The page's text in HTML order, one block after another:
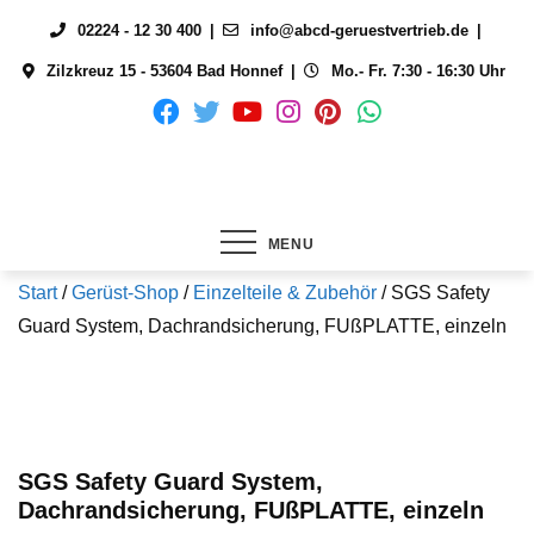
content
02224 - 12 30 400 info@abcd-geruestvertrieb.de
Zilzkreuz 15 - 53604 Bad Honnef Mo.- Fr. 7:30 - 16:30 Uhr
MENU
Start/Gerüst-Shop / Einzelteile & Zubehör / SGS Safety
Guard System, Dachrandsicherung, FUßPLATTE, einzeln
SGS Safety Guard System,
Dachrandsicherung, FUßPLATTE, einzeln